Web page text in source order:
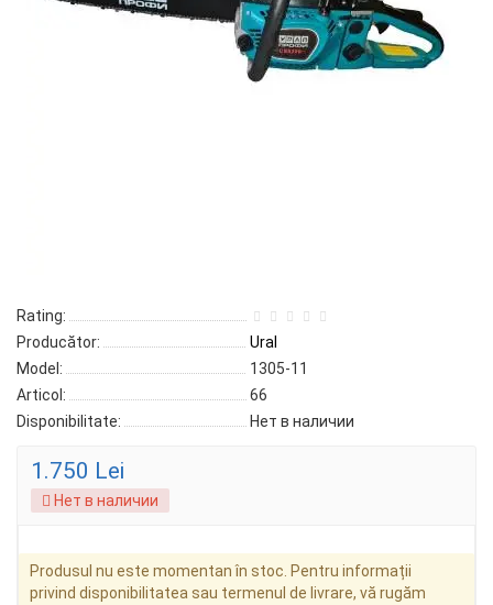
Rating:
Producător:
Ural
Model:
1305-11
Articol:
66
Disponibilitate:
Нет в наличии
1.750 Lei
Нет в наличии
Produsul nu este momentan în stoc. Pentru informații
privind disponibilitatea sau termenul de livrare, vă rugăm